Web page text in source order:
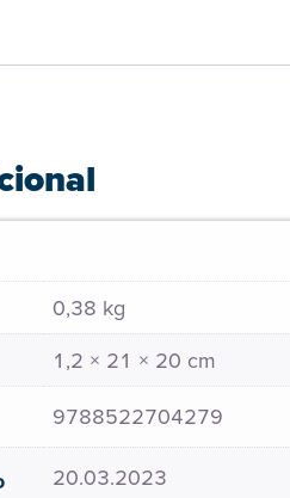
0,38 kg
1,2 × 21 × 20 cm
9788522704279
20.03.2023